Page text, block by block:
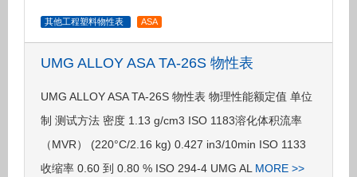
其他工程塑料物性表 ASA
UMG ALLOY ASA TA-26S 物性表
UMG ALLOY ASA TA-26S 物性表 物理性能额定值 单位
制 测试方法 密度 1.13 g/cm3 ISO 1183溶化体积流率
（MVR） (220°C/2.16 kg) 0.427 in3/10min ISO 1133
收缩率 0.60 到 0.80 % ISO 294-4 UMG AL MORE >>